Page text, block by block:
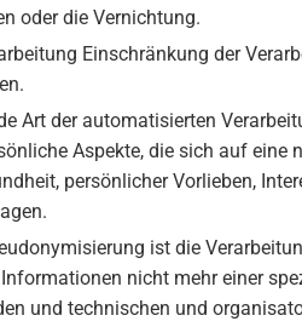
oder die Vernichtung.
Einschränkung der
Art der automatisierten
Aspekte, die sich auf eine
persönlicher Vorlieben,
ist die
nicht mehr einer
und technischen und